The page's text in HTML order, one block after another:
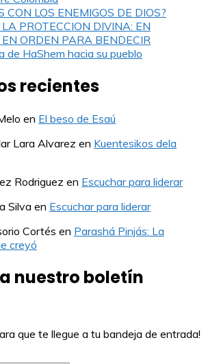
CON LOS ENEMIGOS DE DIOS?
PROTECCION DIVINA: EN
ORDEN PARA BENDECIR
de HaShem hacia su pueblo
recientes
en El beso de Esaú
Lara Alvarez en Kuentesikos dela
Rodriguez en Escuchar para liderar
Silva en Escuchar para liderar
Cortés en Parashá Pinjás: La
creyó
nuestro boletín
que te llegue a tu bandeja de entrada!